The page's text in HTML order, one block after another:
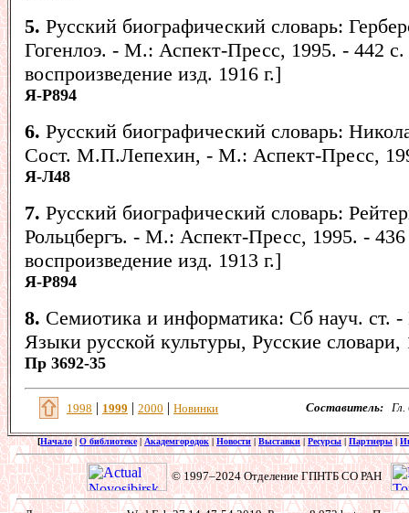
5. Русский биографический словарь:
Гогенлоэ. - М.: Аспект-Пресс, 1995. - 442
воспроизведение изд. 1916 г.]
Я-Р894
6. Русский биографический словарь:
Сост. М.П.Лепехин, - М.: Аспект-Пресс,
Я-Л48
7. Русский биографический словарь:
Рольцбергъ. - М.: Аспект-Пресс, 1995. -
воспроизведение изд. 1913 г.]
Я-Р894
8. Семиотика и информатика: Сб науч.
Языки русской культуры, Русские словари,
Пр 3692-35
1998 | 1999 | 2000 | Новинки Составитель:
[Начало |О библиотеке|Академгородок |Новости|Выставки|Ресурсы| Партнеры|
© 1997–2024 Отделение ГПНТБ СО РАН